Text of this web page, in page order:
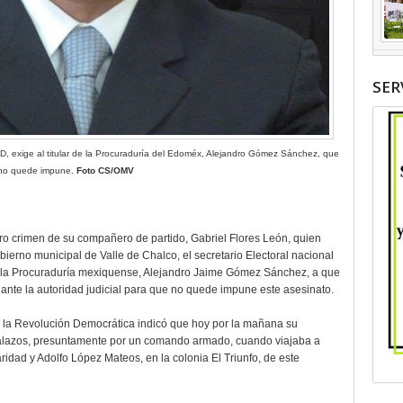
exige al titular de la Procuraduría del Edoméx, Alejandro Gómez Sánchez, que
quede impune.Foto CS/OMV
crimen de su compañero de partido, Gabriel Flores León, quien
municipal de Valle de Chalco, el secretario Electoral nacional
Procuraduría mexiquense, Alejandro Jaime Gómez Sánchez, a que
la autoridad judicial para que no quede impune este asesinato.
Revolución Democrática indicó que hoy por la mañana su
presuntamente por un comando armado, cuando viajaba a
y Adolfo López Mateos, en la colonia El Triunfo, de este